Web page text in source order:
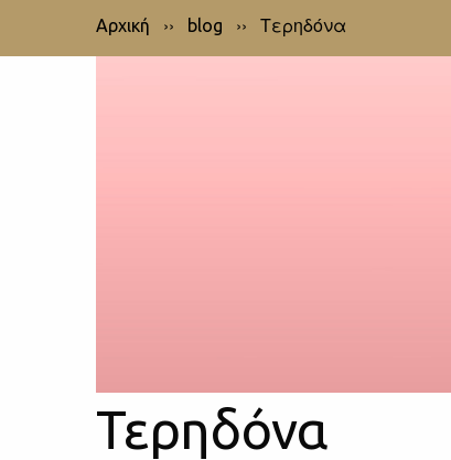
Αρχική ›› blog ›› Τερηδόνα
Τερηδόνα